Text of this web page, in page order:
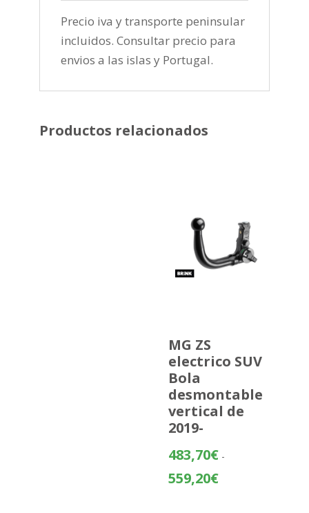
Precio iva y transporte peninsular
incluidos. Consultar precio para
envios a las islas y Portugal.
Productos relacionados
MG ZS
electrico SUV
Bola
desmontable
vertical de
2019-
483,70€ -
559,20€Rango